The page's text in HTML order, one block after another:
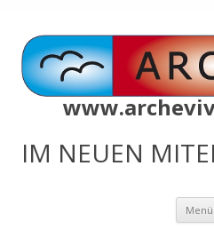
IM NEUEN
Menü